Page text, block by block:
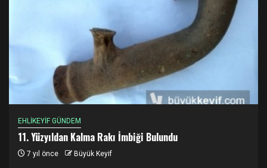
EHLİKEYİF GÜNDEM
11. Yüzyıldan Kalma Rakı İmbiği Bulundu
7 yıl önce Büyük Keyif